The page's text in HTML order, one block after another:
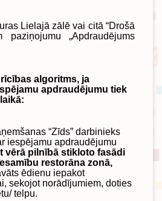
Lielajā zālē vai citā “Drošā
„Apdraudējums
algoritms, ja
apdraudējumu tiek
“Zīds” darbinieks
iespējamu apdraudējumu
vērā pilnībā stikloto fasādi
restorāna zonā,
ēdienu iepakot
sekojot norādījumiem, doties
telpu.